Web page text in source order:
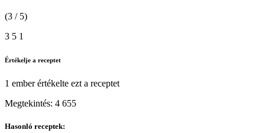
(3 / 5)
3 5 1
Értékelje a receptet
1 emberértékelte ezt a receptet
Megtekintés: 4 655
Hasonló receptek: